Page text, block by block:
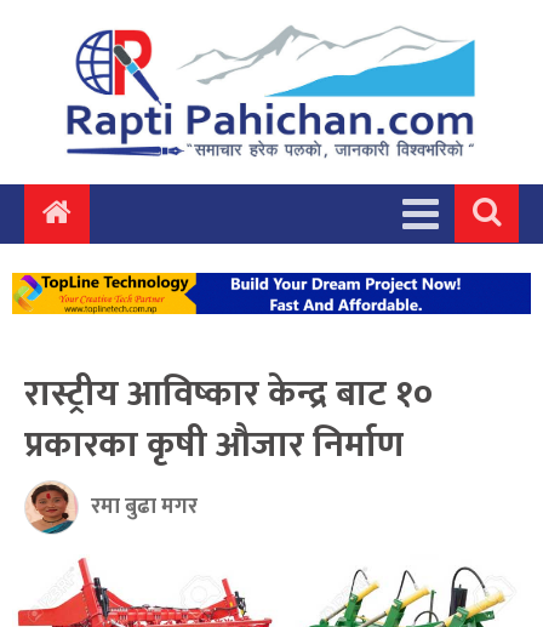
रास्ट्रीय आविष्कार केन्द्र बाट १०
प्रकारका कृषी औजार निर्माण
रमा बुढा मगर